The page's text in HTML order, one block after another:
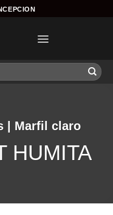
| Marfil claro
HUMITA